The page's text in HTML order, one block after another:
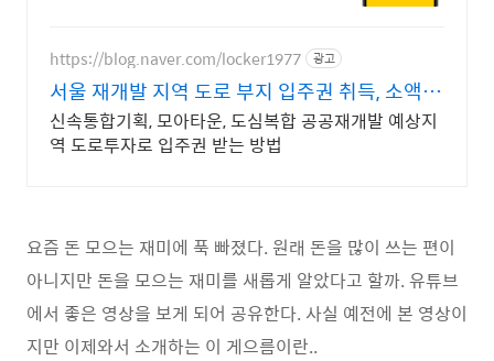
지 (조건 충족 시)
https://blog.naver.com/locker1977 광고
서울 재개발 지역 도로 부지 입주권 취득, 소액투
자 가능
신속통합기획, 모아타운, 도심복합 공공재개발 예상지
역 도로투자로 입주권 받는 방법
요즘 돈 모으는 재미에 푹 빠졌다. 원래 돈을 많이 쓰는 편이
아니지만 돈을 모으는 재미를 새롭게 알았다고 할까. 유튜브
에서 좋은 영상을 보게 되어 공유한다. 사실 예전에 본 영상이
지만 이제와서 소개하는 이 게으름이란..